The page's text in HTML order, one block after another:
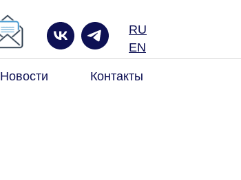
RU
EN
Новости Контакты